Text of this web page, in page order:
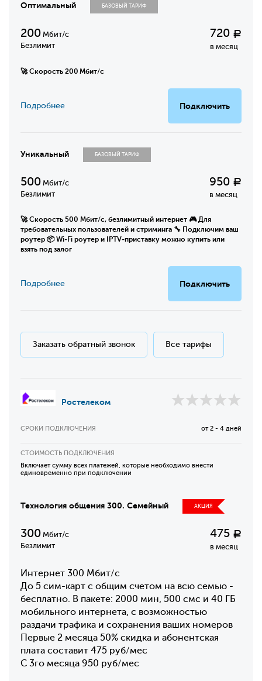
Оптимальный БАЗОВЫЙ ТАРИФ
200 Мбит/с
Безлимит
720 Р
в месяц
🚀 Скорость 200 Мбит/с
Подключить
Подробнее
Уникальный БАЗОВЫЙ ТАРИФ
500 Мбит/с
Безлимит
950 Р
в месяц
🚀 Скорость 500 Мбит/с, безлимитный интернет 🎮 Для
требовательных пользователей и стриминга 🔧 Подключим ваш
роутер 📦 Wi‑Fi роутер и IPTV‑приставку можно купить или
взять под залог
Подключить
Подробнее
Заказать обратный звонок Все тарифы
Ростелеком
СРОКИ ПОДКЛЮЧЕНИЯ от 2 - 4 дней
СТОИМОСТЬ ПОДКЛЮЧЕНИЯ
Включает сумму всех платежей, которые необходимо внести
единовременно при подключении
Технология общения 300. Семейный АКЦИЯ
300 Мбит/с
Безлимит
475 Р
в месяц
Интернет 300 Мбит/с
До 5 сим-карт с общим счетом на всю семью -
бесплатно. В пакете: 2000 мин, 500 смс и 40 ГБ
мобильного интернета, с возможностью
раздачи трафика и сохранения ваших номеров
Первые 2 месяца 50% скидка и абонентская
плата составит 475 руб/мес
С 3го месяца 950 руб/мес